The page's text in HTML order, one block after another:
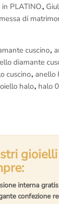
anello; potrai
variare questo
il nostro
in PLATINO,
di
cuscino,
diamante
cuscino, anello
halo, halo
interna gratis
confezione